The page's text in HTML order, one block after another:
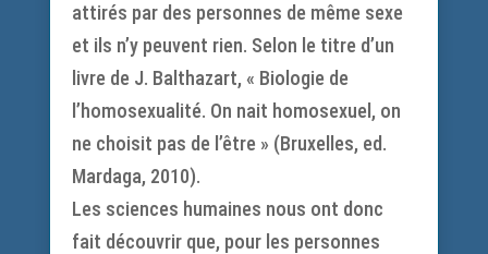
attirés par des personnes de même sexe
et ils n’y peuvent rien. Selon le titre d’un
livre de J. Balthazart, « Biologie de
l’homosexualité. On nait homosexuel, on
ne choisit pas de l’être » (Bruxelles, ed.
Mardaga, 2010).
Les sciences humaines nous ont donc
fait découvrir que, pour les personnes